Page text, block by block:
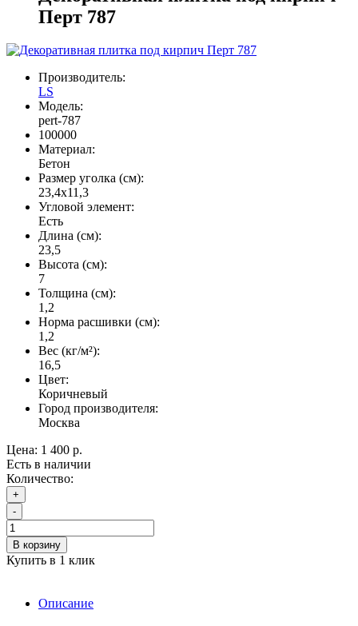
Перт 787
Производитель:
LS
Модель:
pert-787
100000
Материал:
Бетон
Размер уголка (см):
23,4х11,3
Угловой элемент:
Есть
Длина (см):
23,5
Высота (см):
7
Толщина (см):
1,2
Норма расшивки (см):
1,2
Вес (кг/м²):
16,5
Цвет:
Коричневый
Город производителя:
Москва
Цена: 1 400 р.
Есть в наличии
Количество:
+
-
В корзину
Купить в 1 клик
Описание